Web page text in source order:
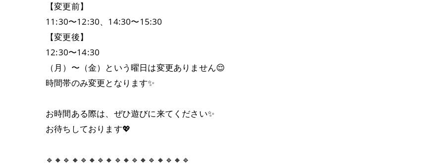
【変更前】
11:30〜12:30、14:30〜15:30
【変更後】
12:30〜14:30
（月）〜（金）という曜日は変更ありません😌
時間帯のみ変更となります✨️
お時間ある際は、ぜひ遊びに来てください✨
お待ちしております💖
🔹🔸🔹🔸🔹🔸🔹🔸🔹🔸🔹🔸🔹🔸🔹🔸🔹